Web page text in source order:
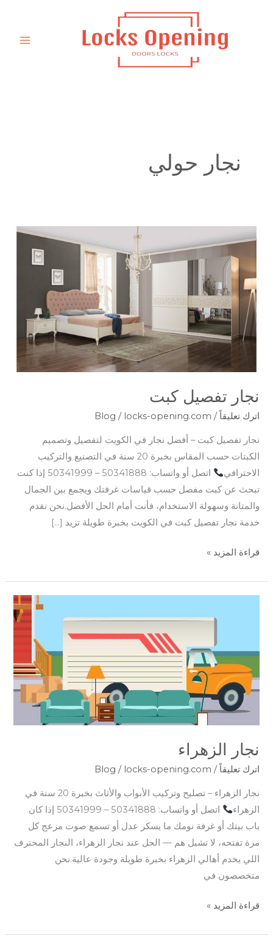
نجار حولي
نجار تفصيل كبت
اترك تعليقاً /
Blog / locks-opening.com
نجار تفصيل كبت – أفضل نجار في الكويت لتفصيل وتصميم
الكبتات حسب المقاس بخبرة 20 سنة في التصنيع والتركيب
الاحترافي
اتصل أو واتساب: 50341888 – 50341999 إذا كنت
تبحث عن كبت مفصل حسب قياسات غرفتك ويجمع بين الجمال
والمتانة وسهولة الاستخدام، فأنت أمام الحل الأفضل.نحن نقدم
خدمة نجار تفصيل كبت في الكويت بخبرة طويلة تزيد […]
نجار
قراءة المزيد »
نجار الزهراء
اترك تعليقاً /
Blog / locks-opening.com
نجار الزهراء – تصليح وتركيب الأبواب والأثاث بخبرة 20 سنة في
الزهراء
اتصل أو واتساب: 50341888 – 50341999 إذا كان
باب بيتك أو غرفة نومك ما يسكر عدل أو تسمع صوت مزعج كل
مرة تفتحه، لا تشيل هم — الحل عند نجار الزهراء، النجار المحترف
اللي يخدم أهالي الزهراء بخبرة طويلة وجودة عالية.نحن
متخصصون في
قراءة المزيد »